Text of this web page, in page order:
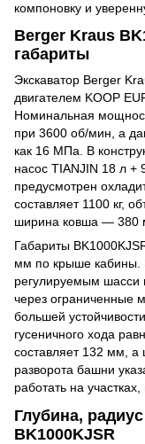
компоновку и
Berger Kraus
габариты
Экскаватор Berger
двигателем KOOP
Номинальная
при 3600 об/мин, а
как 16 МПа. В
насос TIANJIN 18 л +
предусмотрен
составляет 1100 кг,
ширина ковша — 380
Габариты
мм по крыше кабины.
регулируемым шасси
через ограниченные
большей
гусеничного хода
составляет 132 мм,
разворота башни
работать на
Глубина,
BK1000KJSR